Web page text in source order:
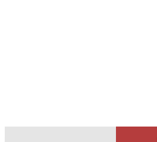
Remont bez stresu